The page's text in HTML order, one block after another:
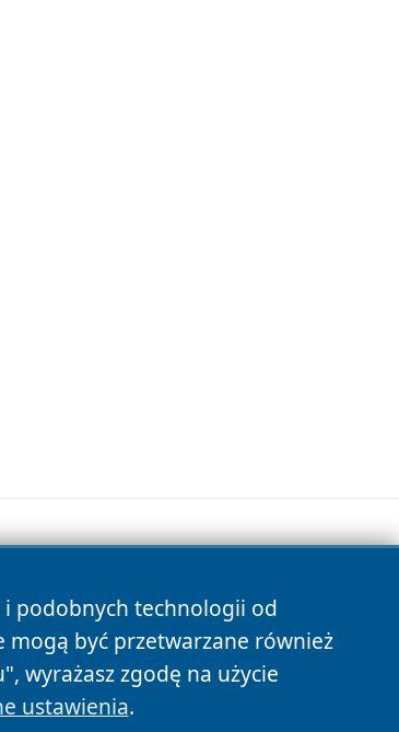
i podobnych technologii od
mogą być przetwarzane również
wyrażasz zgodę na użycie
ustawienia.